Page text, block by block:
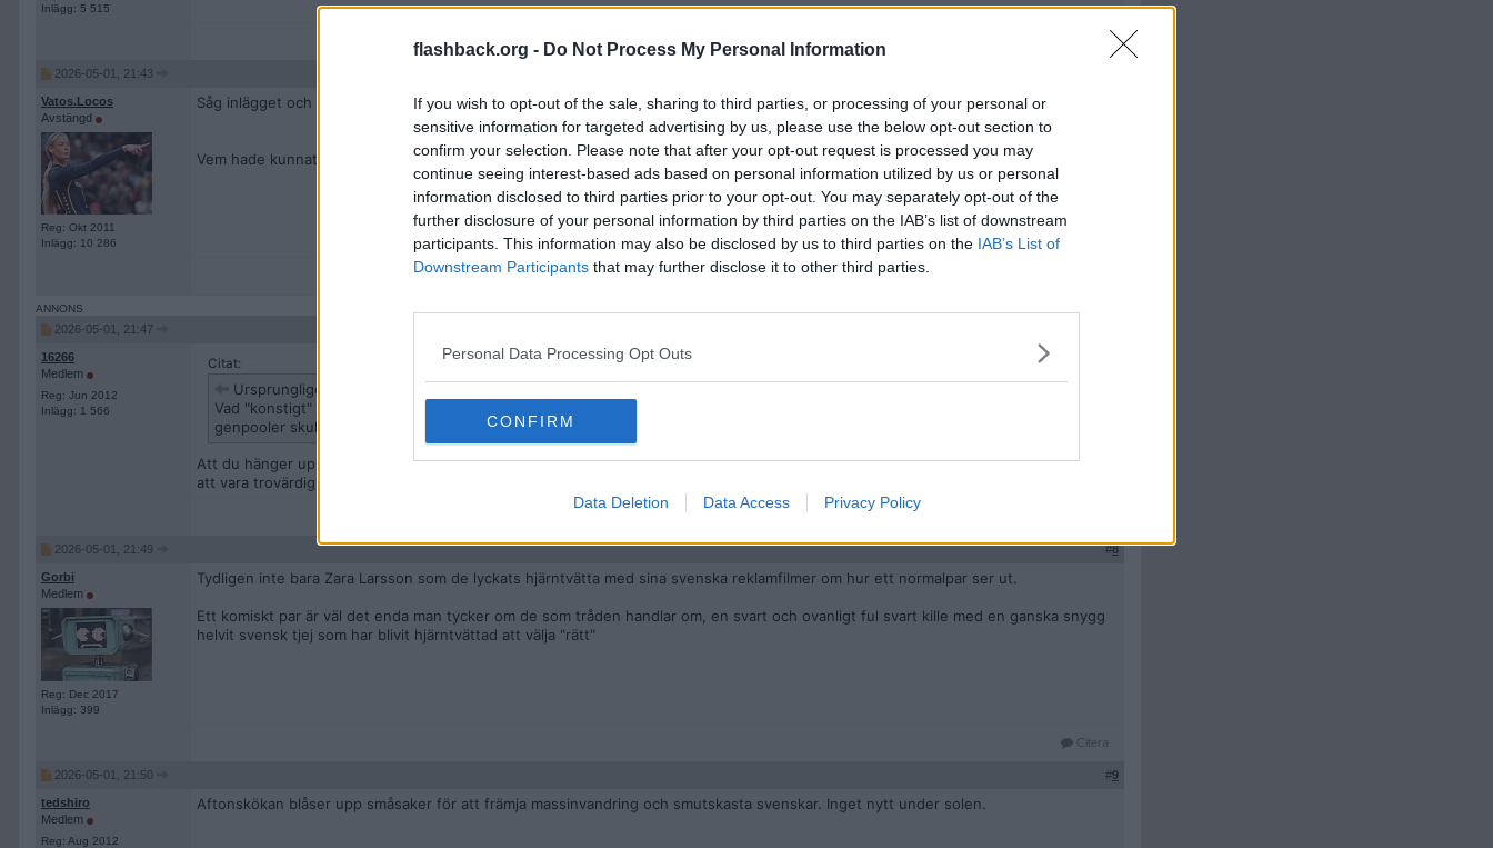
flashback.org - Do Not Process My Personal Information
If you wish to opt-out of the sale, sharing to third parties, or processing of your personal or
sensitive information for targeted advertising by us, please use the below opt-out section to
confirm your selection. Please note that after your opt-out request is processed you may
continue seeing interest-based ads based on personal information utilized by us or personal
information disclosed to third parties prior to your opt-out. You may separately opt-out of the
further disclosure of your personal information by third parties on the IAB’s list of downstream
participants. This information may also be disclosed by us to third parties on the IAB’s List of
Downstream Participants that may further disclose it to other third parties.
Personal Data Processing Opt Outs
CONFIRM
Data Deletion Data Access Privacy Policy
Inlägg: 5 515
2026-05-01, 21:43
Vatos.Locos
Avstängd
Reg: Okt 2011
Inlägg: 10 286
Såg inlägget och 95% utav rasisterna var andra invandrare.
Vem hade kunnat ana?
2026-05-01, 21:47
16266
Medlem
Reg: Jun 2012
Inlägg: 1 566
Citat:
Ursprungligen postat av
Vad "konstigt" att de inte kunde återge en enda av dessa "rasistiska" kommentarer förutom en som inte tyckte att deras
genpooler skulle blandas och att kvinnan saknar omdöme.
Att du hänger upp dig på en citatlista i en artikel missar poängen helt. Du verkar tro att en artikel måste vara en katalog av citat för
att vara trovärdig.
2026-05-01, 21:49 #8
Gorbi
Medlem
Reg: Dec 2017
Inlägg: 399
Tydligen inte bara Zara Larsson som de lyckats hjärntvätta med sina svenska reklamfilmer om hur ett normalpar ser ut.
Ett komiskt par är väl det enda man tycker om de som tråden handlar om, en svart och ovanligt ful svart kille med en ganska snygg
helvit svensk tjej som har blivit hjärntvättad att välja "rätt"
Citera
2026-05-01, 21:50 #9
tedshiro
Medlem
Reg: Aug 2012
Aftonskökan blåser upp småsaker för att främja massinvandring och smutskasta svenskar. Inget nytt under solen.